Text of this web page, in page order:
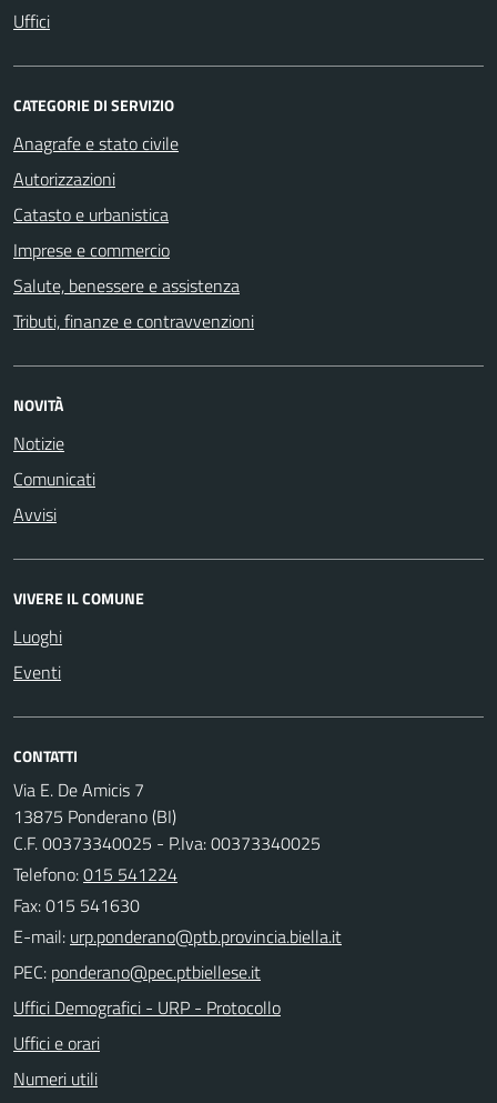
Uffici
CATEGORIE DI SERVIZIO
Anagrafe e stato civile
Autorizzazioni
Catasto e urbanistica
Imprese e commercio
Salute, benessere e assistenza
Tributi, finanze e contravvenzioni
NOVITÀ
Notizie
Comunicati
Avvisi
VIVERE IL COMUNE
Luoghi
Eventi
CONTATTI
Via E. De Amicis 7
13875 Ponderano (BI)
C.F. 00373340025 - P.Iva: 00373340025
Telefono:015 541224
Fax: 015 541630
E-mail:
PEC:
Uffici Demografici - URP - Protocollo
Uffici e orari
Numeri utili